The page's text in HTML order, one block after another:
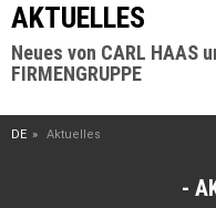
AKTUELLES
Neues von CARL HAAS
FIRMENGRUPPE
DE Aktuelles